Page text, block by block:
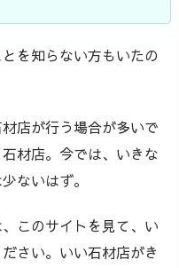
を知らない方もいたの
店が行う場合が多いで
材店。今では、いきな
ないはず。
このサイトを見て、い
さい。いい石材店がき